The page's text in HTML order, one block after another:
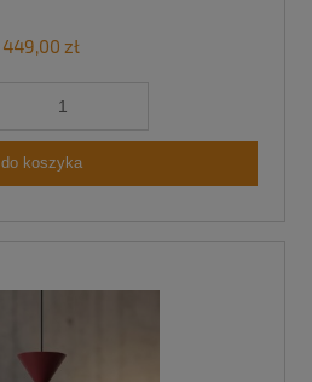
449,00 zł
do koszyka